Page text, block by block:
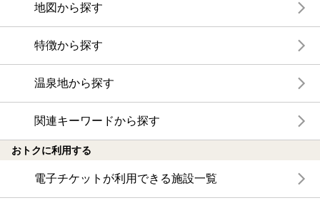
地図から探す
特徴から探す
温泉地から探す
関連キーワードから探す
おトクに利用する
電子チケットが利用できる施設一覧